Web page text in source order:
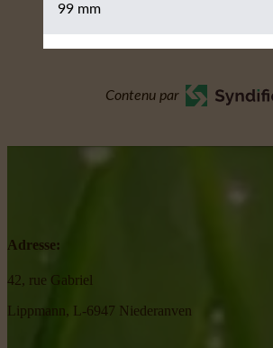
99 mm
Contenu par
Adresse:
42, rue Gabriel
Lippmann, L-6947 Niederanven